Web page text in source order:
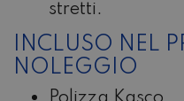
stretti.
INCLUSO NEL
NOLEGGIO